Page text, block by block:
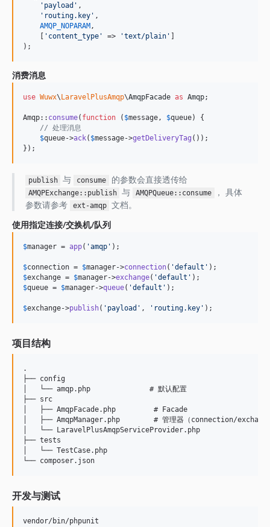
' payload ' ,
' routing.key ' ,
AMQP_NOPARAM ,
' content_type ' => 'text/plain '
);
消费消息
use Wuwx\ LaravelPlusAmqp\AmqpFacade as Amqp;
Amqp:: consume( function ( $message, $queue) {
// 处理消息
$queue->ack( $message->getDeliveryTag ());
});
publish 与 consume 的参数会直接透传给
AMQPExchange::publish 与 AMQPQueue::consume
， 具体
参数请参考
ext-amqp 文档。
使用指定连接/交换机/队列
$manager = app( 'amqp ' );
$connection = $manager->connection( 'default '
$exchange = $manager->exchange( 'default '
$queue = $manager->queue( 'default ' );
$exchange->publish( ' payload ' , ' routing.key ' );
项目结构
.
├── config
│   └── amqp.php              # 默认配置
├── src
│   ├── AmqpFacade.php         # Facade
│   ├── AmqpManager.php        # 管理器（connection/
│   └── LaravelPlusAmqpServiceProvider.php
├── tests
│   └── TestCase.php
开发与测试
vendor/bin/phpunit